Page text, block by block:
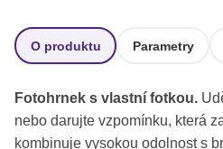
O produktu Parametry
Fotohrnek s vlastní fotkou.
nebo darujte vzpomínku, která
kombinuje vysokou odolnost s